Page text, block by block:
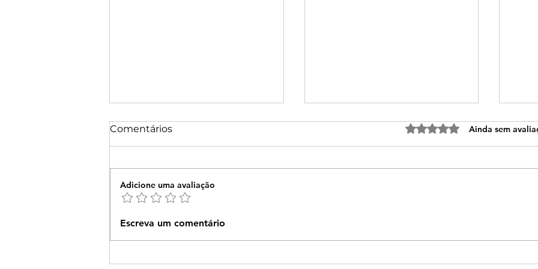
Copa do Mundo na escola:
confecção de objetos de
protagonismo dos alunos
Comentários Avaliado com 0 de 5
Ainda sem
Adicione uma avaliação
Escreva um comentário